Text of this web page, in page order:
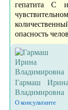
гепатита С
опасность
Гармаш Ирина
Владимировна
О консультанте